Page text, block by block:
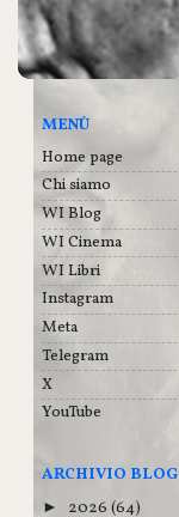
MENÙ
Home page
Chi siamo
WI Blog
WI Cinema
WI Libri
Instagram
Meta
Telegram
X
YouTube
ARCHIVIO BLOG
► 2026 (64)